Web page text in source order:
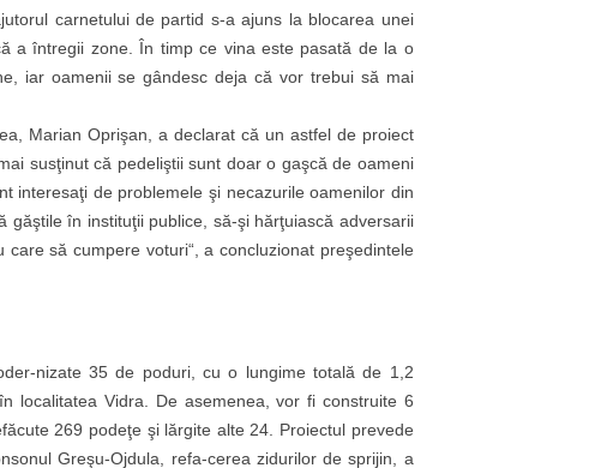
carnetului de partid s-a ajuns la blocarea unei
a întregii zone. În timp ce vina este pasată de la o
iar oamenii se gândesc deja că vor trebui să mai
Marian Oprişan, a declarat că un astfel de proiect
susţinut că pedeliştii sunt doar o gaşcă de oameni
interesaţi de problemele şi necazurile oamenilor din
găştile în instituţii publice, să-şi hărţuiască adversarii
să cumpere voturi“, a concluzionat preşedintele
nizate 35 de poduri, cu o lungime totală de 1,2
localitatea Vidra. De asemenea, vor fi construite 6
269 podeţe şi lărgite alte 24. Proiectul prevede
Greşu-Ojdula, refa-cerea zidurilor de sprijin, a